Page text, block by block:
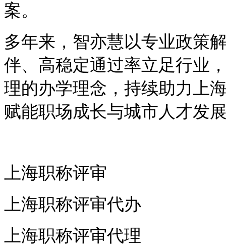
案。
多年来，智亦慧以专业政策
伴、高稳定通过率立足行业
理的办学理念，持续助力上
赋能职场成长与城市人才发
上海职称评审
上海职称评审代办
上海职称评审代理